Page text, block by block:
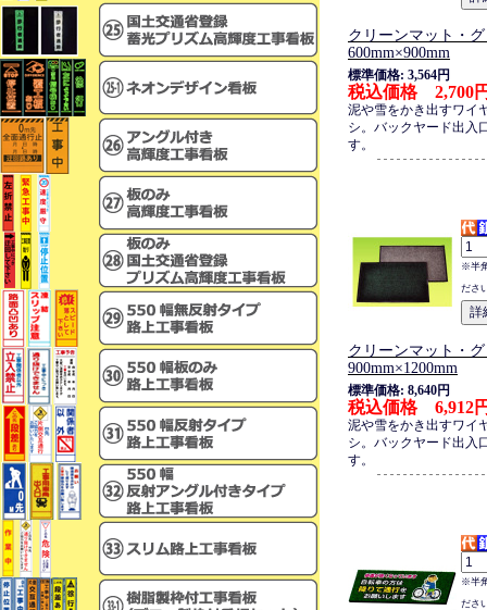
クリーンマット・
600mm×900mm
標準価格: 3,564円
税込価格 2,700
泥や雪をかき出すワイ
シ。バックヤード出入
す。
※半
ださ
クリーンマット・
900mm×1200mm
標準価格: 8,640円
税込価格 6,912
泥や雪をかき出すワイ
シ。バックヤード出入
す。
※半
ださ